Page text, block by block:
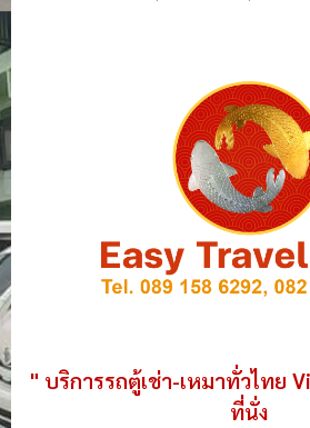
" บริการรถตู้เช่า-เหมาทั่วไทย
ที่นั่ง